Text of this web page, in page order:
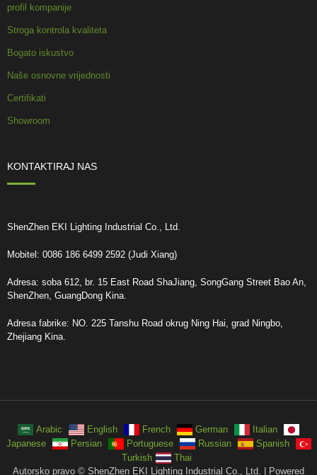
profil kompanije
Stroga kontrola kvaliteta
Bogato iskustvo
Naše osnovne vrijednosti
Certifikati
Showroom
KONTAKTIRAJ NAS
ShenZhen EKI Lighting Industrial Co., Ltd.
Mobitel: 0086 186 6499 2592 (Judi Xiang)
Adresa: soba 612, br. 15 East Road ShaJiang, SongGang Street Bao An,
ShenZhen, GuangDong Kina.
Adresa fabrike: NO. 225 Tanshu Road okrug Ning Hai, grad Ningbo,
Zhejiang Kina.
Arabic English French German
Italian
Japanese
Persian Portuguese Russian
Spanish
Turkish
Thai
Autorsko pravo © ShenZhen EKI Lighting Industrial Co., Ltd. | Powered